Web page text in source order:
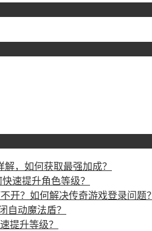
，如何获取最强加成？
速提升角色等级？
开？如何解决传奇游戏登录问题？
自动魔法盾？
提升等级？